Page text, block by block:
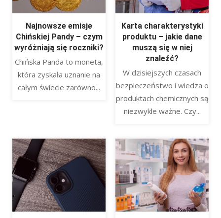
Najnowsze emisje
Chińskiej Pandy – czym
wyróżniają się roczniki?
Chińska Panda to moneta,
która zyskała uznanie na
całym świecie zarówno...
Karta charakterystyki
produktu – jakie dane
muszą się w niej
znaleźć?
W dzisiejszych czasach
bezpieczeństwo i wiedza o
produktach chemicznych są
niezwykle ważne. Czy...